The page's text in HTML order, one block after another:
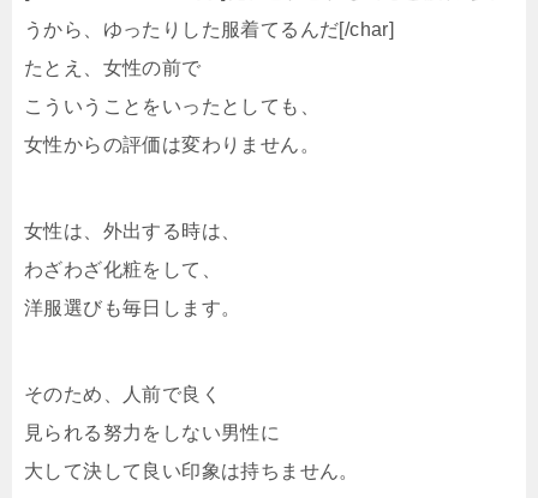
うから、ゆったりした服着てるんだ[/char]
たとえ、女性の前で
こういうことをいったとしても、
女性からの評価は変わりません。
女性は、外出する時は、
わざわざ化粧をして、
洋服選びも毎日します。
そのため、人前で良く
見られる努力をしない男性に
大して決して良い印象は持ちません。